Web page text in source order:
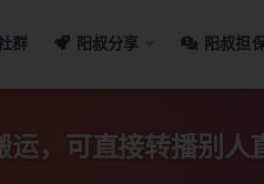
群 阳叔分享 阳叔担
运，可直接转播别人